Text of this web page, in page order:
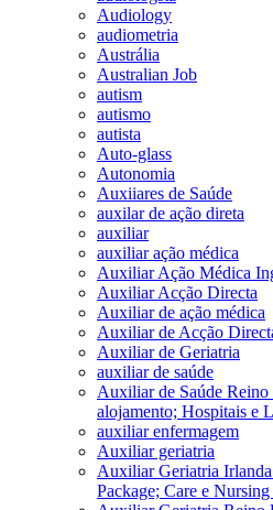
Audiology
audiometria
Austrália
Australian Job
autism
autismo
autista
Auto-glass
Autonomia
Auxiiares de Saúde
auxilar de ação direta
auxiliar
auxiliar ação médica
Auxiliar Ação Médica
Auxiliar Acção Directa
Auxiliar de ação médica
Auxiliar de Acção
Auxiliar de Geriatria
auxiliar de saúde
Auxiliar de Saúde
alojamento; Hospitais e
auxiliar enfermagem
Auxiliar geriatria
Auxiliar Geriatria
Package; Care e